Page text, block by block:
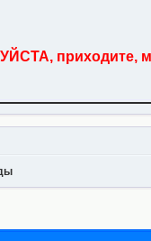
приходите,